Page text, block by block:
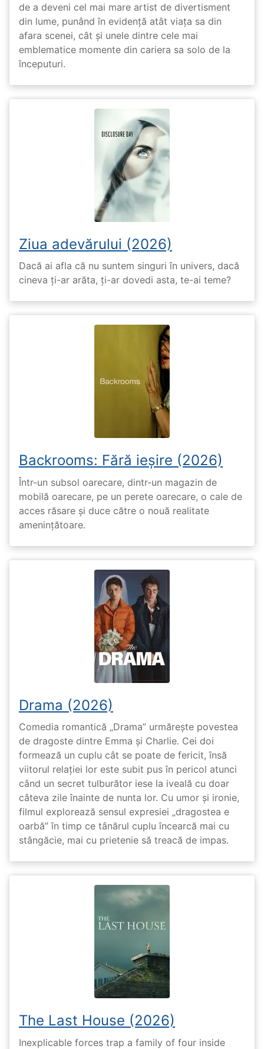
de a deveni cel mai mare artist de divertisment
din lume, punând în evidență atât viața sa din
afara scenei, cât și unele dintre cele mai
emblematice momente din cariera sa solo de la
începuturi.
Ziua adevărului (2026)
Dacă ai afla că nu suntem singuri în univers, dacă
cineva ți-ar arăta, ți-ar dovedi asta, te-ai teme?
Backrooms: Fără ieșire (2026)
Într-un subsol oarecare, dintr-un magazin de
mobilă oarecare, pe un perete oarecare, o cale de
acces răsare și duce către o nouă realitate
amenințătoare.
Drama (2026)
Comedia romantică „Drama” urmărește povestea
de dragoste dintre Emma și Charlie. Cei doi
formează un cuplu cât se poate de fericit, însă
viitorul relației lor este subit pus în pericol atunci
când un secret tulburător iese la iveală cu doar
câteva zile înainte de nunta lor. Cu umor și ironie,
filmul explorează sensul expresiei „dragostea e
oarbă” în timp ce tânărul cuplu încearcă mai cu
stângăcie, mai cu prietenie să treacă de impas.
The Last House (2026)
Inexplicable forces trap a family of four inside